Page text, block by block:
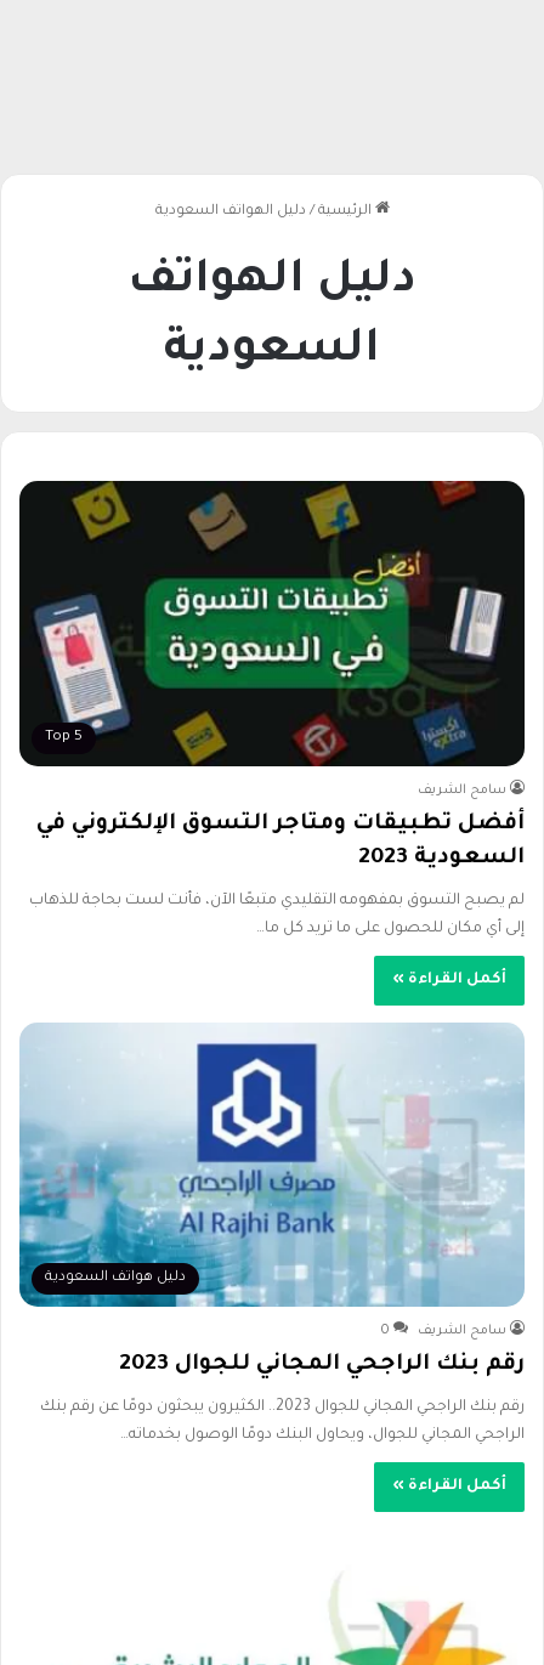
الرئيسية / دليل الهواتف السعودية
دليل الهواتف
السعودية
Top 5
سامح الشريف
أفضل تطبيقات ومتاجر التسوق الإلكتروني في
السعودية 2023
لم يصبح التسوق بمفهومه التقليدي متبعًا الآن، فأنت لست بحاجة للذهاب
إلى أي مكان للحصول على ما تريد كل ما…
أكمل القراءة »
دليل هواتف السعودية
سامح الشريف 0
رقم بنك الراجحي المجاني للجوال 2023
رقم بنك الراجحي المجاني للجوال 2023.. الكثيرون يبحثون دومًا عن رقم بنك
الراجحي المجاني للجوال، ويحاول البنك دومًا الوصول بخدماته…
أكمل القراءة »